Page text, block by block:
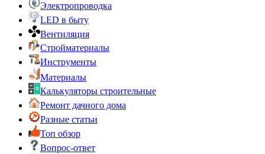
Электропроводка
LED в быту
Вентиляция
Стройматериалы
Инструменты
Материалы
Калькуляторы строительные
Ремонт дачного дома
Разные статьи
Топ обзор
Вопрос-ответ